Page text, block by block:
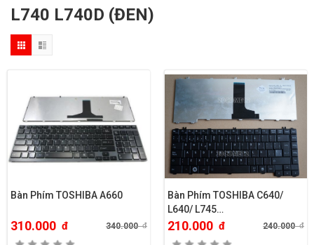
L740 L740D (ĐEN)
Bàn Phím TOSHIBA A660
310.000 đ 340.000đ
Bàn Phím TOSHIBA C640/
L640/ L745…
210.000 đ 240.000đ